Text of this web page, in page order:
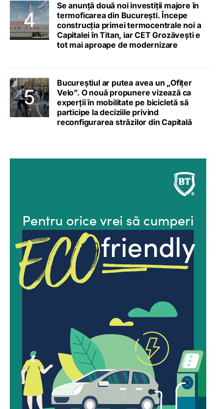
Se anunță două noi investiții majore în
termoficarea din București. Începe
construcția primei termocentrale noi a
Capitalei în Titan, iar CET Grozăvești e
tot mai aproape de modernizare
Bucureștiul ar putea avea un „Ofițer
Velo”. O nouă propunere vizează ca
experții în mobilitate pe bicicletă să
participe la deciziile privind
reconfigurarea străzilor din Capitală